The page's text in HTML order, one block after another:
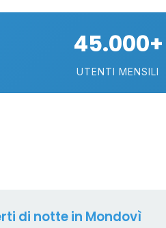
45.000+
UTENTI MENSILI
di notte in Mondovì